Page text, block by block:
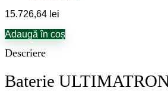
15.726,64 lei
Adaugă în coș
Descriere
Baterie